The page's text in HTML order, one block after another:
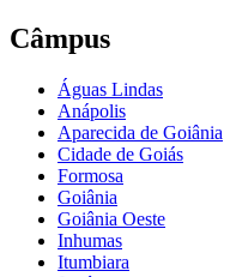
Câmpus
Águas Lindas
Anápolis
Aparecida de Goiânia
Cidade de Goiás
Formosa
Goiânia
Goiânia Oeste
Inhumas
Itumbiara